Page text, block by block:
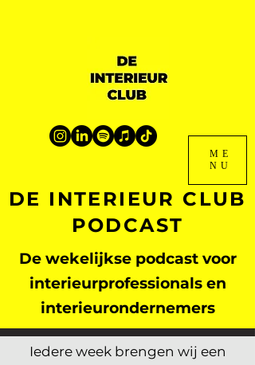
ME
NU
DE INTERIEUR CLUB
PODCAST
De wekelijkse podcast voor
interieurprofessionals en
interieurondernemers
Iedere week brengen wij een